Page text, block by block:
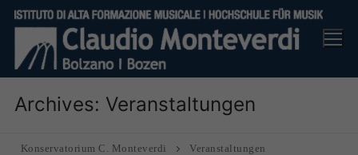
Skip
content
Archives: Veranstaltungen
Konservatorium C. Monteverdi Veranstaltungen